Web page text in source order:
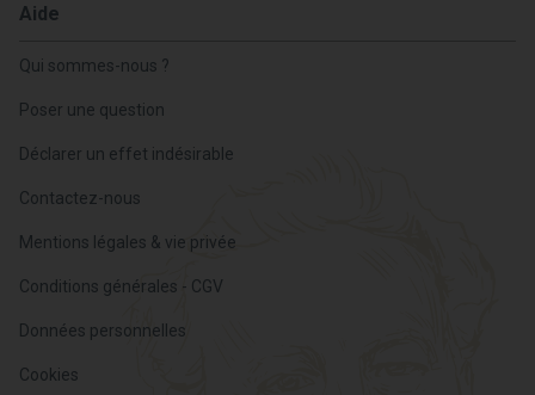
Aide
Qui sommes-nous ?
Poser une question
Déclarer un effet indésirable
Contactez-nous
Mentions légales & vie privée
Conditions générales - CGV
Données personnelles
Cookies